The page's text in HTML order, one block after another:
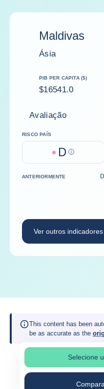
Maldivas
Ásia
PIB PER CAPITA ($)
$16541.0
Avaliação
RISCO PAÍS
D Help
ANTERIORMENTE D
Ver outros
This content has been
be as accurate as the
Selecione